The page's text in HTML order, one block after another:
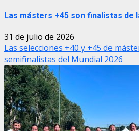
Las másters +45 son finalistas de
31 de julio de 2026
Las selecciones +40 y +45 de
semifinalistas del Mundial 2026